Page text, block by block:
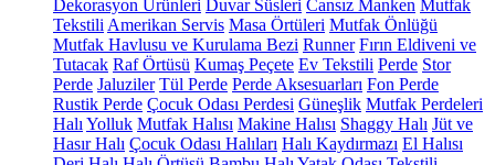
Dekorasyon Ürünleri Duvar Süsleri Cansız Manken Mutfak
Tekstili Amerikan Servis Masa Örtüleri Mutfak Önlüğü
Mutfak Havlusu ve Kurulama Bezi Runner Fırın Eldiveni ve
Tutacak Raf Örtüsü Kumaş Peçete Ev Tekstili Perde Stor
Perde Jaluziler Tül Perde Perde Aksesuarları Fon Perde
Rustik Perde Çocuk Odası Perdesi Güneşlik Mutfak Perdeleri
Halı Yolluk Mutfak Halısı Makine Halısı Shaggy Halı Jüt ve
Hasır Halı Çocuk Odası Halıları Halı Kaydırmazı El Halısı